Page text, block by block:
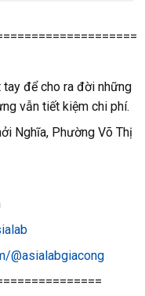
tay để cho ra đời những
vẫn tiết kiệm chi phí.
Nghĩa, Phường Võ Thị
@asialabgiacong